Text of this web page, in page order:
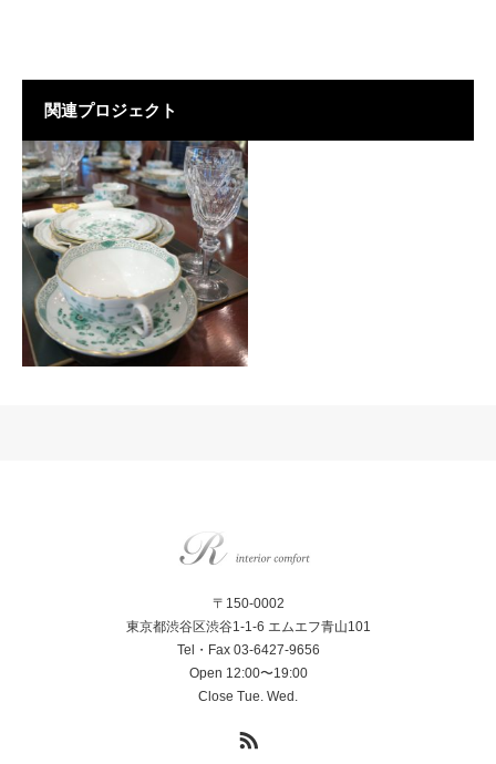
関連プロジェクト
〒150-0002
東京都渋谷区渋谷1-1-6 エムエフ青山101
Tel・Fax 03-6427-9656
Open 12:00〜19:00
Close Tue. Wed.